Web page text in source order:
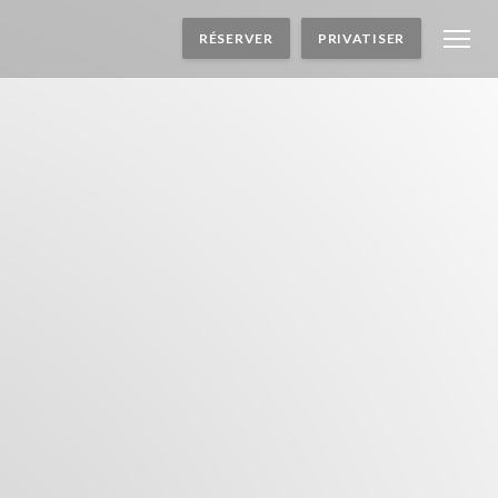
RÉSERVER PRIVATISER